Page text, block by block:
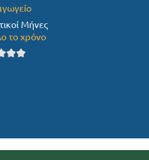
Μήνες
το χρόνο